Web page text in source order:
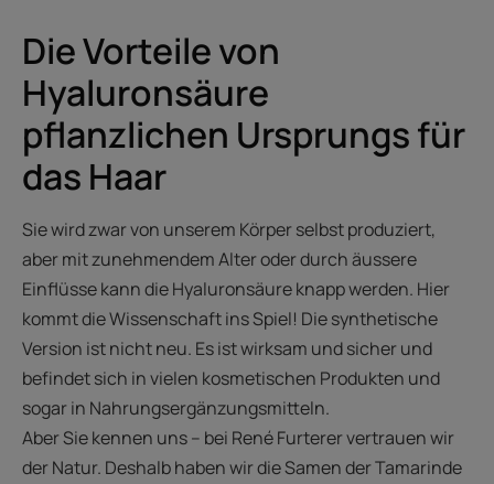
Die Vorteile von
Hyaluronsäure
pflanzlichen Ursprungs für
das Haar
Sie wird zwar von unserem Körper selbst produziert,
aber mit zunehmendem Alter oder durch äussere
Einflüsse kann die Hyaluronsäure knapp werden. Hier
kommt die Wissenschaft ins Spiel! Die synthetische
Version ist nicht neu. Es ist wirksam und sicher und
befindet sich in vielen kosmetischen Produkten und
sogar in Nahrungsergänzungsmitteln.
Aber Sie kennen uns – bei René Furterer vertrauen wir
der Natur. Deshalb haben wir die Samen der Tamarinde